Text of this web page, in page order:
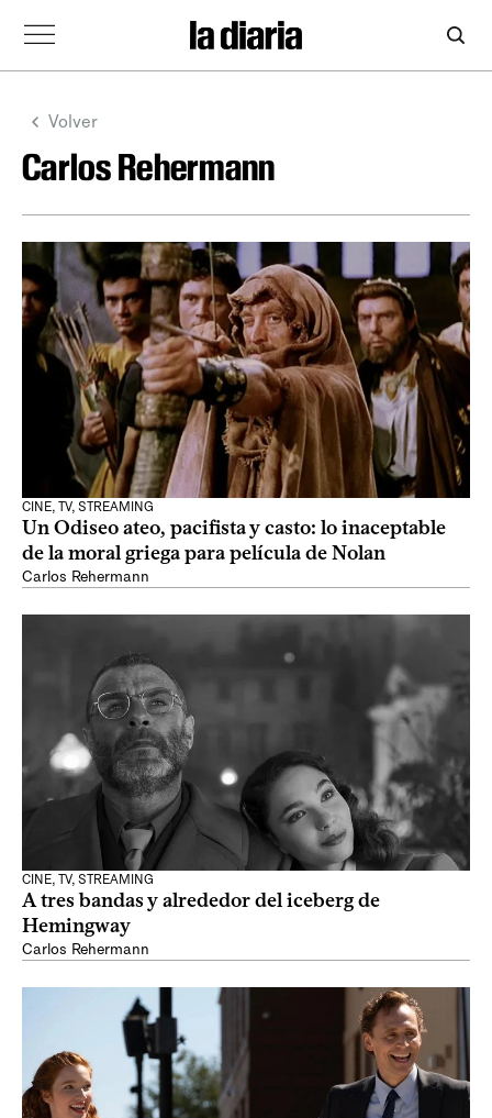
Volver
Carlos Rehermann
CINE, TV, STREAMING
Un Odiseo ateo, pacifista y casto: lo inaceptable
de la moral griega para película de Nolan
Carlos Rehermann
CINE, TV, STREAMING
A tres bandas y alrededor del iceberg de
Hemingway
Carlos Rehermann